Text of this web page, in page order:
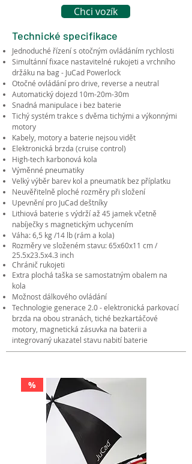
Chci vozík
Technické specifikace
Jednoduché řízení s otočným ovládáním rychlosti
Simultánní fixace nastavitelné rukojeti a vrchního
držáku na bag - JuCad Powerlock
Otočné ovládání pro drive, reverse a neutral
Automatický dojezd 10m-20m-30m
Snadná manipulace i bez baterie
Tichý systém trakce s dvěma tichými a výkonnými
motory
Kabely, motory a baterie nejsou vidět
Elektronická brzda (cruise control)
High-tech karbonová kola
Výměnné pneumatiky
Velký výběr barev kol a pneumatik bez příplatku
Neuvěřitelně ploché rozměry při složení
Upevnění pro JuCad deštníky
Lithiová baterie s výdrží až 45 jamek včetně
nabíječky s magnetickým uchycením
Váha: 6,5 kg /14 lb (rám a kola)
Rozměry ve složeném stavu: 65x60x11 cm /
25.5x23.5x4.3 inch
Chránič rukojeti
Extra plochá taška se samostatným obalem na
kola
Možnost dálkového ovládání
Technologie generace 2.0 - elektronická parkovací
brzda na obou stranách, tiché bezkartáčové
motory, magnetická zásuvka na baterii a
integrovaný ukazatel stavu nabití baterie
%